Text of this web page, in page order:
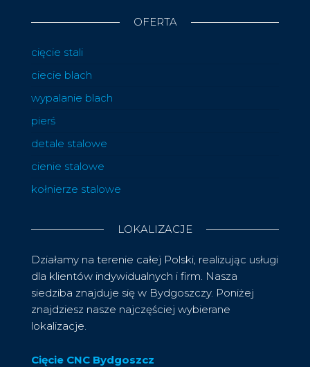
OFERTA
cięcie stali
ciecie blach
wypalanie blach
pierś
detale stalowe
cienie stalowe
kołnierze stalowe
LOKALIZACJE
Działamy na terenie całej Polski, realizując usługi
dla klientów indywidualnych i firm. Nasza
siedziba znajduje się w Bydgoszczy. Poniżej
znajdziesz nasze najczęściej wybierane
lokalizacje.
Cięcie CNC Bydgoszcz